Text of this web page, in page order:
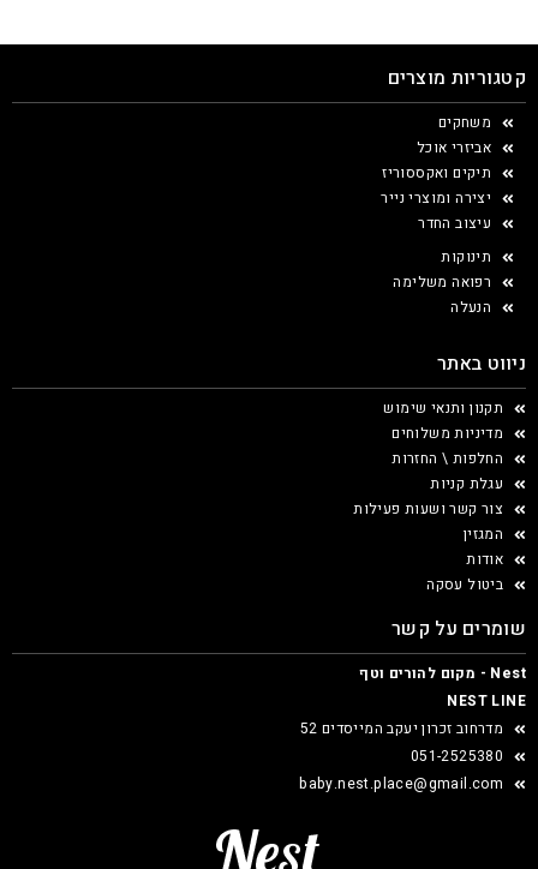
קטגוריות מוצרים
משחקים
אביזרי אוכל
תיקים ואקססוריז
יצירה ומוצרי נייר
עיצוב החדר
תינוקות
רפואה משלימה
הנעלה
ניווט באתר
תקנון ותנאי שימוש
מדיניות משלוחים
החלפות \ החזרות
עגלת קניות
צור קשר ושעות פעילות
המגזין
אודות
ביטול עסקה
שומרים על קשר
Nest - מקום להורים וטף
NEST LINE
מדרחוב זכרון יעקב המייסדים 52
051-2525380
baby.nest.place@gmail.com